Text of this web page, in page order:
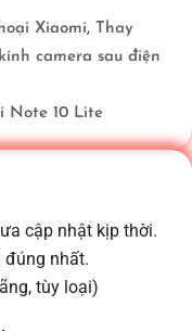
Xiaomi, Thay
camera sau điện
Note 10 Lite
cập nhật kịp thời.
đúng nhất.
tùy loại)